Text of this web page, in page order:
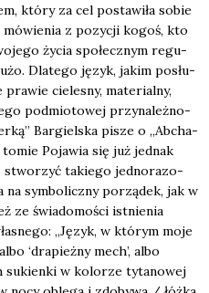
któ­ry za cel posta­wi­ła sobie
z pozy­cji kogoś, kto
życia spo­łecz­nym regu­
Dla­te­go język, jakim posłu­
cie­le­sny, mate­rial­ny,
pod­mio­to­wej przy­na­leż­no­
Bar­giel­ska pisze o „Abcha­
Poja­wia się już jed­nak
stwo­rzyć takie­go jed­no­ra­zo­
sym­bo­licz­ny porzą­dek, jak w
ze świa­do­mo­ści ist­nie­nia
„Język, w któ­rym moje
‘dra­pież­ny mech’, albo
sukien­ki w kolo­rze tyta­no­wej